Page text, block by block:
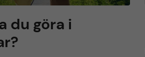
du göra i